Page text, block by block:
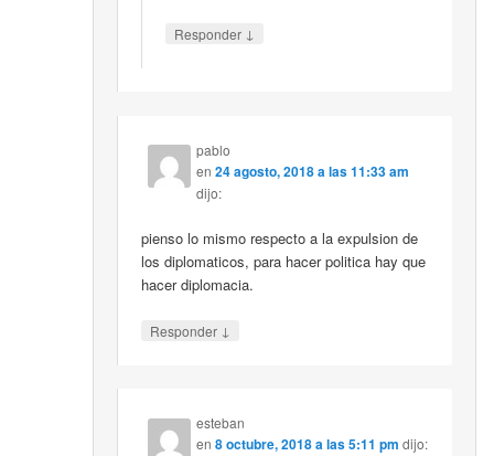
Responder ↓
pablo
en24 agosto, 2018 a las 11:33 am
dijo:
pienso lo mismo respecto a la expulsion de
los diplomaticos, para hacer politica hay que
hacer diplomacia.
Responder ↓
esteban
en8 octubre, 2018 a las 5:11 pm dijo: